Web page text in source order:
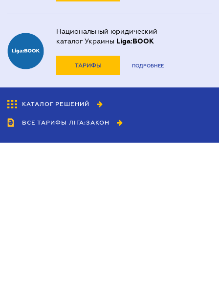
Национальный юридический
каталог Украины Liga:BOOK
ТАРИФЫ ПОДРОБНЕЕ
КАТАЛОГ РЕШЕНИЙ
ВСЕ ТАРИФЫ ЛІГА:ЗАКОН